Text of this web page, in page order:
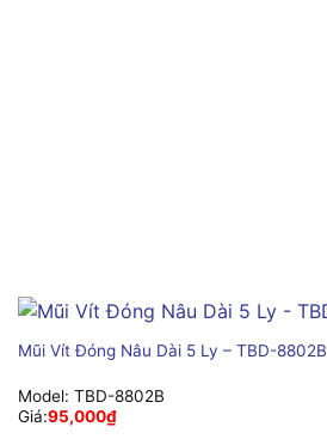
Mũi Vít Đóng Nâu Dài 5 Ly – TBD-8802B
Model: TBD-8802B
Giá:95,000₫